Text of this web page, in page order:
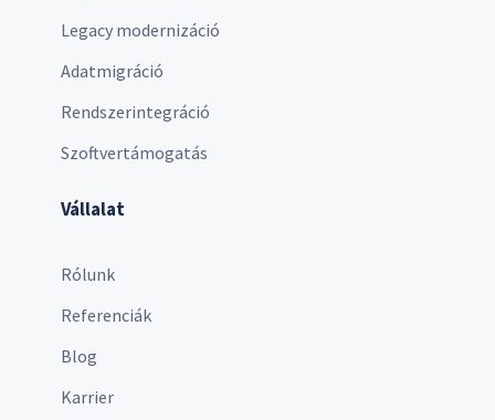
Legacy modernizáció
Adatmigráció
Rendszerintegráció
Szoftvertámogatás
Vállalat
Rólunk
Referenciák
Blog
Karrier